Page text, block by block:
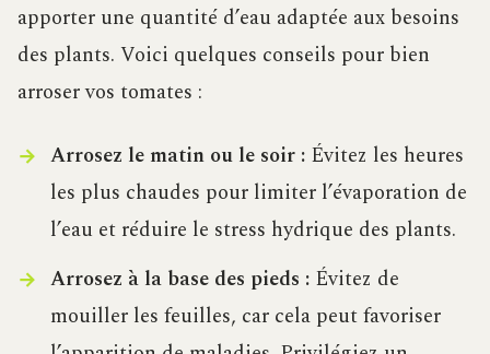
apporter une quantité d’eau adaptée aux besoins
des plants. Voici quelques conseils pour bien
arroser vos tomates :
Arrosez le matin ou le soir :Évitez les heures
les plus chaudes pour limiter l’évaporation de
l’eau et réduire le stress hydrique des plants.
Arrosez à la base des pieds :Évitez de
mouiller les feuilles, car cela peut favoriser